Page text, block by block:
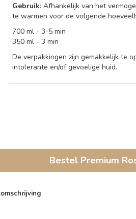
Gebruik: Afhankelijk van het
te warmen voor de volgende
700 ml - 3-5 min
350 ml - 3 min
De verpakkingen zijn gemakkelijk te
intolerante en/of gevoelige huid.
Bestel Premium